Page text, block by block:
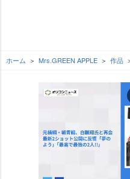
ホーム Mrs.GREEN APPLE 作品